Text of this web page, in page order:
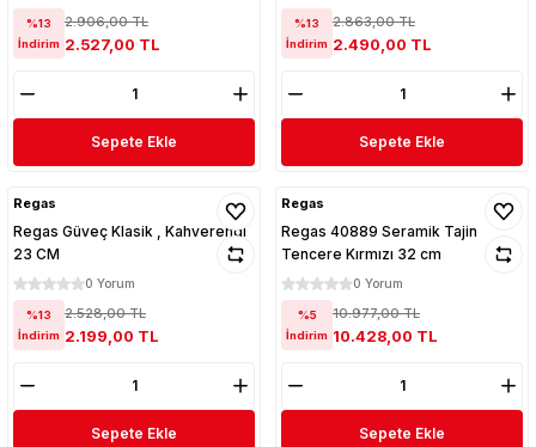
%13
İndirim
2.906,00 TL
2.527,00 TL
Sepete Ekle
%13
İndirim
2.863,00 TL
2.490,00 TL
Sepete Ekle
Regas
Regas Güveç Klasik , Kahverengi
23 CM
0 Yorum
%13
İndirim
2.528,00 TL
2.199,00 TL
Sepete Ekle
Regas
Regas 40889 Seramik Tajin
Tencere Kırmızı 32 cm
0 Yorum
%5
İndirim
10.977,00 TL
10.428,00 TL
Sepete Ekle